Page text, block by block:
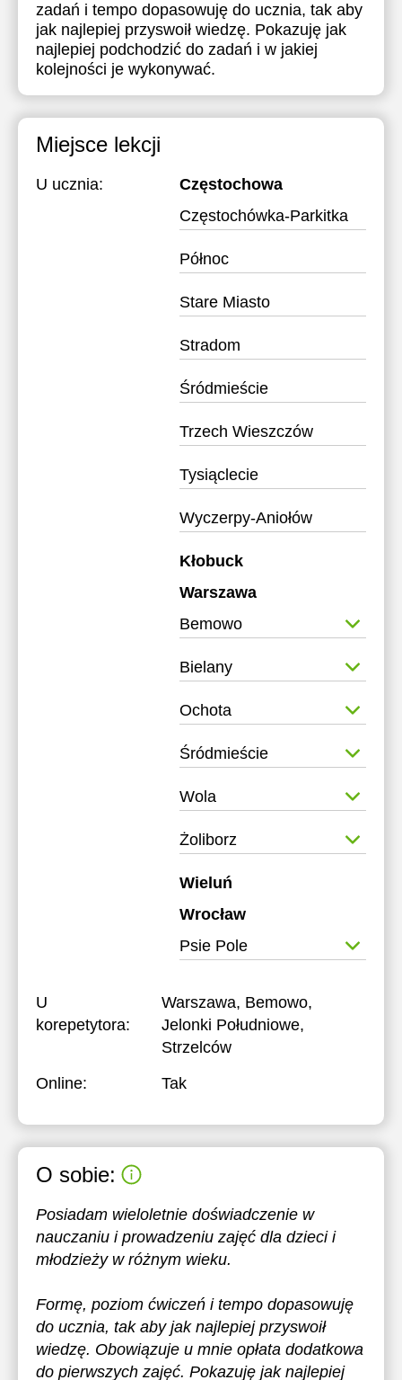
zadań i tempo dopasowuję do ucznia, tak aby
jak najlepiej przyswoił wiedzę. Pokazuję jak
najlepiej podchodzić do zadań i w jakiej
kolejności je wykonywać.
Miejsce lekcji
U ucznia:
Częstochowa
Częstochówka-Parkitka
Północ
Stare Miasto
Stradom
Śródmieście
Trzech Wieszczów
Tysiąclecie
Wyczerpy-Aniołów
Kłobuck
Warszawa
Bemowo
Bielany
Ochota
Śródmieście
Wola
Żoliborz
Wieluń
Wrocław
Psie Pole
U
korepetytora:
Warszawa, Bemowo,
Jelonki Południowe,
Strzelców
Online:
Tak
O sobie:
Posiadam wieloletnie doświadczenie w
nauczaniu i prowadzeniu zajęć dla dzieci i
młodzieży w różnym wieku.
Formę, poziom ćwiczeń i tempo dopasowuję
do ucznia, tak aby jak najlepiej przyswoił
wiedzę. Obowiązuje u mnie opłata dodatkowa
do pierwszych zajęć. Pokazuję jak najlepiej